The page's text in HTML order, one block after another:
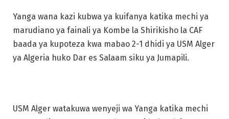
Yanga wana kazi kubwa ya kuifanya katika mechi ya
marudiano ya fainali ya Kombe la Shirikisho la CAF
baada ya kupoteza kwa mabao 2-1 dhidi ya USM Alger
ya Algeria huko Dar es Salaam siku ya Jumapili.
USM Alger watakuwa wenyeji wa Yanga katika mechi